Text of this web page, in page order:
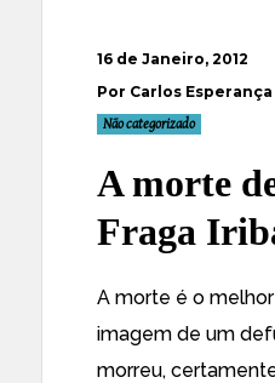
16 de Janeiro, 2012
Por Carlos Esperança
Não categorizado
A morte
Fraga
A morte é o
imagem de um
morreu,